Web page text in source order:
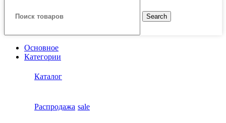
Search
Основное
Категории
Каталог
Распродажа sale